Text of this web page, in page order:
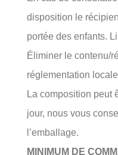
disposition le
portée des enfants.
Éliminer le contenu/
réglementation
La composition peut
jour, nous vous
l’emballage.
MINIMUM DE